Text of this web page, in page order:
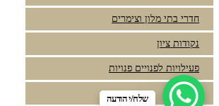
חדרי בתי מלון וצימרים
נקודות ציון
פעילויות לפנויים פנויות
מצגות
שלח/י הודעה